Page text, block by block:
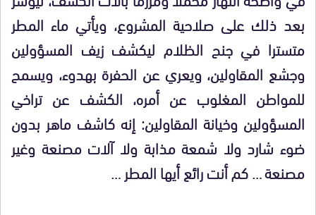
بعد ذلك على صلاحية المشروع، ويأتي ماء المطر
متسترا في جنح الظلام ليكشف زيف المسؤولين
وجشع المقاولين، ويعري عن الحفرة بهدوء، ويسمح
للمواطن المغلوب عن أمره، الكشف عن تراخي
المسؤولين وخيانة المقاولين: إنه كاشف ماهر بدون
ضوء شارد ولا شمعة مذابة ولا آلات مصنعة وغير
مصنعة … كم أنت رائع أيها المطر …